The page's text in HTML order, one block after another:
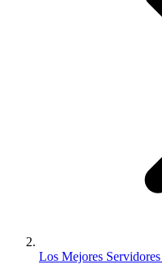
Los Mejores